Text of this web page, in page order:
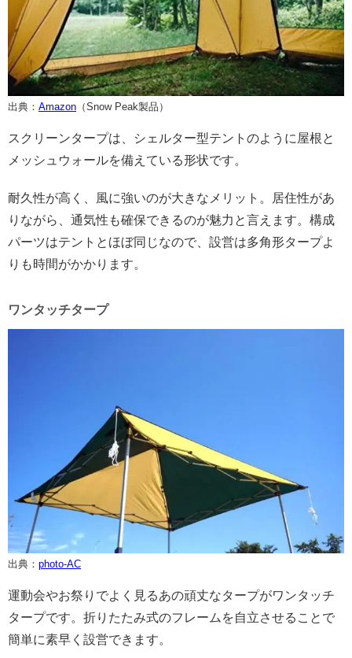
出典： Amazon （Snow Peak製品）
スクリーンタープは、シェルター型テントのように屋根と
メッシュウォールを備えている形状です。
耐久性が高く、風に強いのが大きなメリット。居住性があ
りながら、通気性も確保できるのが魅力と言えます。構成
パーツはテントとほぼ同じなので、設営は多角形タープよ
りも時間がかかります。
ワンタッチタープ
出典： photo-AC
運動会やお祭りでよく見るあの頑丈なタープがワンタッチ
タープです。折りたたみ式のフレームを自立させることで
簡単に素早く設営できます。